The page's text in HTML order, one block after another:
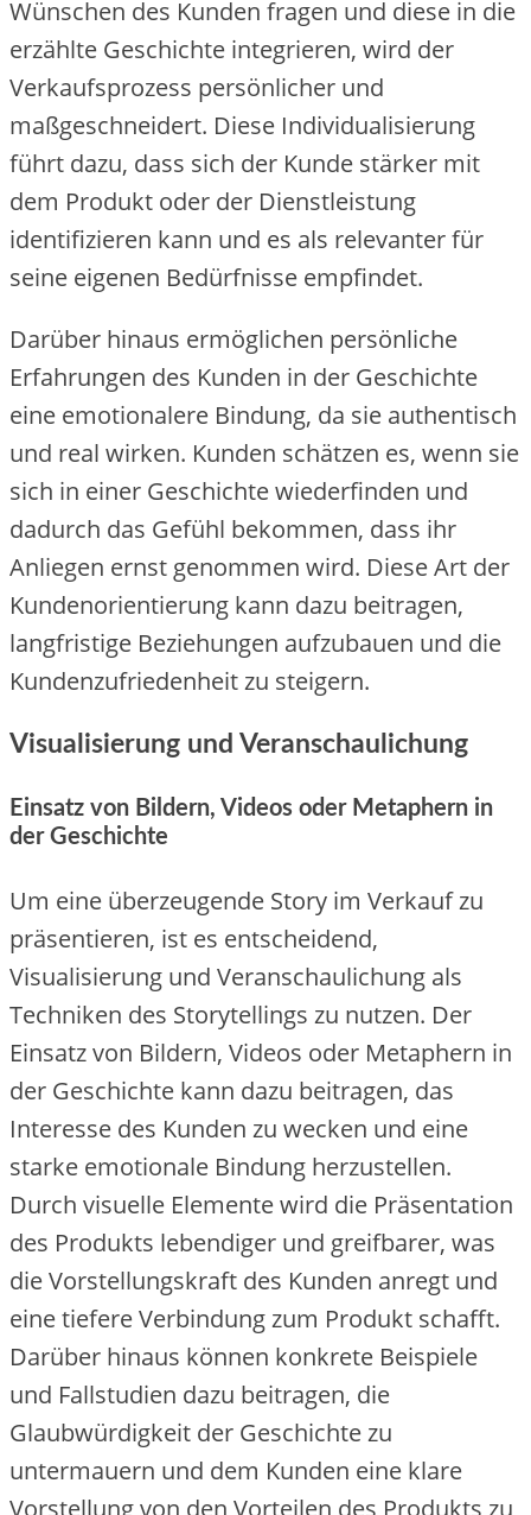
Wünschen des Kunden fragen und diese in die
erzählte Geschichte integrieren, wird der
Verkaufsprozess persönlicher und
maßgeschneidert. Diese Individualisierung
führt dazu, dass sich der Kunde stärker mit
dem Produkt oder der Dienstleistung
identifizieren kann und es als relevanter für
seine eigenen Bedürfnisse empfindet.
Darüber hinaus ermöglichen persönliche
Erfahrungen des Kunden in der Geschichte
eine emotionalere Bindung, da sie authentisch
und real wirken. Kunden schätzen es, wenn sie
sich in einer Geschichte wiederfinden und
dadurch das Gefühl bekommen, dass ihr
Anliegen ernst genommen wird. Diese Art der
Kundenorientierung kann dazu beitragen,
langfristige Beziehungen aufzubauen und die
Kundenzufriedenheit zu steigern.
Visualisierung und Veranschaulichung
Einsatz von Bildern, Videos oder Metaphern in
der Geschichte
Um eine überzeugende Story im Verkauf zu
präsentieren, ist es entscheidend,
Visualisierung und Veranschaulichung als
Techniken des Storytellings zu nutzen. Der
Einsatz von Bildern, Videos oder Metaphern in
der Geschichte kann dazu beitragen, das
Interesse des Kunden zu wecken und eine
starke emotionale Bindung herzustellen.
Durch visuelle Elemente wird die Präsentation
des Produkts lebendiger und greifbarer, was
die Vorstellungskraft des Kunden anregt und
eine tiefere Verbindung zum Produkt schafft.
Darüber hinaus können konkrete Beispiele
und Fallstudien dazu beitragen, die
Glaubwürdigkeit der Geschichte zu
untermauern und dem Kunden eine klare
Vorstellung von den Vorteilen des Produkts zu